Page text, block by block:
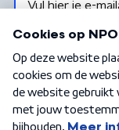
Algemene